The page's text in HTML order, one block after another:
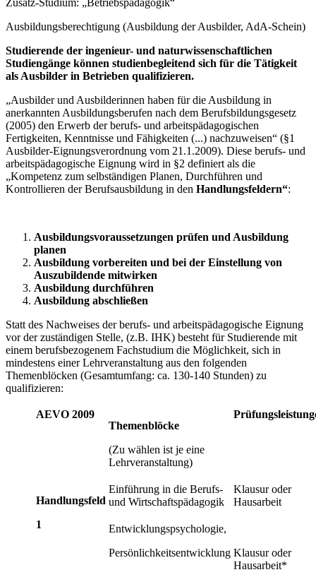
Zusatz-Studium: „Betriebspädagogik“
Ausbildungsberechtigung (Ausbildung der Ausbilder, AdA-Schein)
Studierende der ingenieur- und naturwissenschaftlichen
Studiengänge können studienbegleitend sich für die Tätigkeit
als Ausbilder in Betrieben qualifizieren.
„Ausbilder und Ausbilderinnen haben für die Ausbildung in
anerkannten Ausbildungsberufen nach dem Berufsbildungsgesetz
(2005) den Erwerb der berufs- und arbeitspädagogischen
Fertigkeiten, Kenntnisse und Fähigkeiten (...) nachzuweisen“ (§1
Ausbilder-Eignungsverordnung vom 21.1.2009). Diese berufs- und
arbeitspädagogische Eignung wird in §2 definiert als die
„Kompetenz zum selbständigen Planen, Durchführen und
Kontrollieren der Berufsausbildung in den Handlungsfeldern“:
Ausbildungsvoraussetzungen prüfen und Ausbildung
planen
Ausbildung vorbereiten und bei der Einstellung von
Auszubildende mitwirken
Ausbildung durchführen
Ausbildung abschließen
Statt des Nachweises der berufs- und arbeitspädagogische Eignung
vor der zuständigen Stelle, (z.B. IHK) besteht für Studierende mit
einem berufsbezogenem Fachstudium die Möglichkeit, sich in
mindestens einer Lehrveranstaltung aus den folgenden
Themenblöcken (Gesamtumfang: ca. 130-140 Stunden) zu
qualifizieren:
AEVO 2009
Themenblöcke
(Zu wählen ist je eine
Lehrveranstaltung)
Handlungsfeld
1
Einführung in die Berufs-
und Wirtschaftspädagogik
Klausur oder
Hausarbeit
Entwicklungspsychologie,
Persönlichkeitsentwicklung Klausur oder
Hausarbeit*